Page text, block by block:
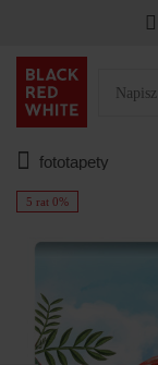
fototapety
5 rat 0%